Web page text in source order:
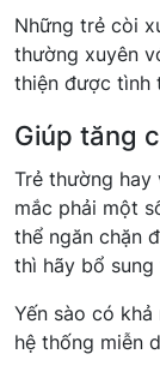
Những trẻ còi
thường xuyên
thiện được tình
Giúp tăng
Trẻ thường hay
mắc phải một
thể ngăn chặn
thì hãy bổ
Yến sào có
hệ thống miễn